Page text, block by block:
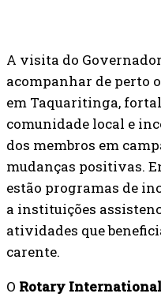
A visita do
acompanhar de perto
em Taquaritinga,
comunidade local e
dos membros em
mudanças positivas.
estão programas de
a instituições
atividades que
carente.
O Rotary